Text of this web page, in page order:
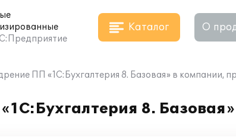
Каталог О
ПП «1С:Бухгалтерия 8. Базовая» в компании,
8.